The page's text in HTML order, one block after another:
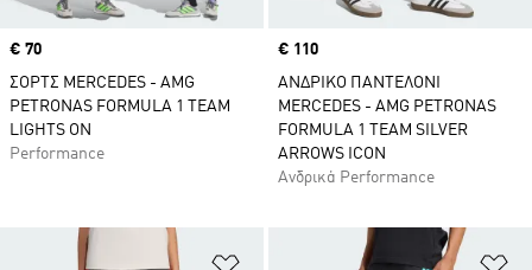
Price
€ 70
ΣΟΡΤΣ MERCEDES - AMG
PETRONAS FORMULA 1 TEAM
LIGHTS ON
Performance
Price
€ 110
ΑΝΔΡΙΚΟ ΠΑΝΤΕΛΟΝΙ
MERCEDES - AMG PETRONAS
FORMULA 1 TEAM SILVER
ARROWS ICON
Ανδρικά Performance
Προσθήκη στη Λίστα Επιθυμιών